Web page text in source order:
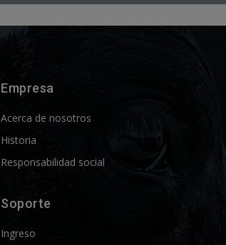
Empresa
Acerca de nosotros
Historia
Responsabilidad social
Soporte
Ingreso